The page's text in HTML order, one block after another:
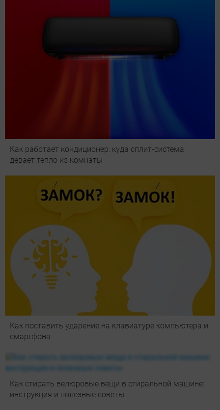
Как работает кондиционер: куда сплит-система
девает тепло из комнаты
Как поставить ударение на клавиатуре компьютера и
смартфона
Как стирать велюровые вещи в стиральной машине:
инструкция и полезные советы